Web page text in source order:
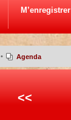
M’enregistrer
• Agenda
<<